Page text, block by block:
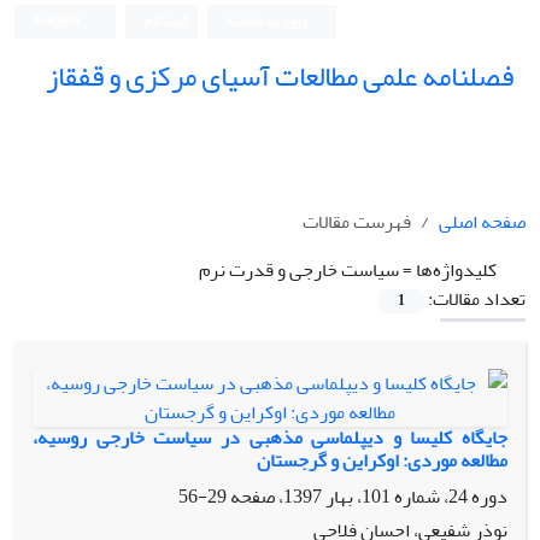
فصلنامه علمی مطالعات آسیای مرکزی و قفقاز
صفحه اصلی
فهرست مقالات
کلیدواژه‌ها =سیاست خارجی و قدرت نرم
تعداد مقالات:
1
جایگاه کلیسا و دیپلماسی مذهبی در سیاست خارجی روسیه،
مطالعه موردی: اوکراین و گرجستان
دوره 24، شماره 101، بهار 1397، صفحه
29-56
نوذر شفیعی، احسان فلاحی